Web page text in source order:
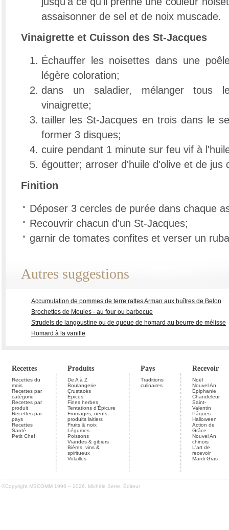
assaisonner de sel et de noix muscade.
Vinaigrette et Cuisson des St-Jacques
Échauffer les noisettes dans une
légère coloration;
dans un saladier, mélanger tous
vinaigrette;
tailler les St-Jacques en trois dans le
former 3 disques;
cuire pendant 1 minute sur feu vif à
égoutter; arroser d'huile d'olive et de jus
Finition
Déposer 3 cercles de purée dans chaque
Recouvrir chacun d'un St-Jacques;
garnir de tomates confites et verser un
Autres suggestions
Accumulation de pommes de terre rattes Arman aux huîtres de Belon
Brochettes de Moules - au four ou barbecue
Strudels de langoustine ou de queue de homard au beurre de mélisse
Homard à la vanille
Recettes Produits Pays Recevoir
Recettes du
mois
Recettes par
catégorie
Recettes par
produit
Recettes par
pays
Recettes
Santé
Petit Chef
De A à Z
Boulangerie
Crustacés
Épices
Fines herbes
Tentations d'Épicure
Fromages, oeufs,
produits laitiers
Fruits & noix
Légumes
Poissons
Viandes & gibiers
Bières, vins &
spiritueux
Volailles
Traditions
culinaires
Noël
Nouvel An
Épiphanie
Chandeleur
Saint-
Valentin
Pâques
Halloween
Action de
Grâce
Nouvel An
chinois
L'art de
recevoir
Mardi Gras
©Copyright MSCOMM 1996 – 2026. Michèle Serre, Éditeur